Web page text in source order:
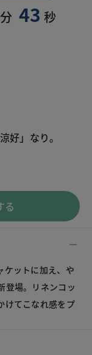
分 42 秒
好」なり。
る
ケットに加え、や
登場。リネンコッ
けてこなれ感をプ